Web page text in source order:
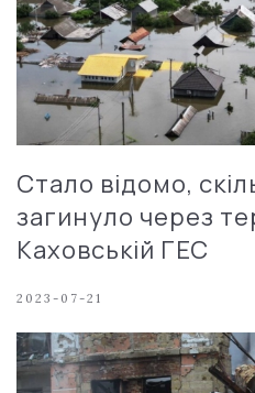
Стало відомо,
загинуло через
Каховській ГЕС
2023-07-21